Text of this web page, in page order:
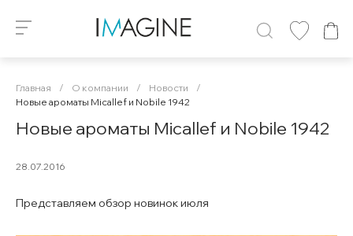
Главная / О компании / Новости
/
Новые ароматы Micallef и Nobile 1942
Новые ароматы Micallef и Nobile 1942
28.07.2016
Представляем обзор новинок июля